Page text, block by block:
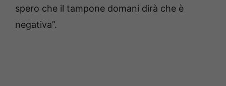
spero che il tampone domani dirà che è
negativa”.